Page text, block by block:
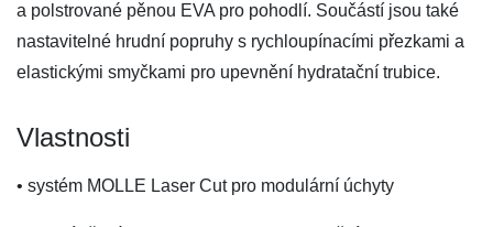
a polstrované pěnou EVA pro pohodlí. Součástí jsou také
nastavitelné hrudní popruhy s rychloupínacími přezkami a
elastickými smyčkami pro upevnění hydratační trubice.
Vlastnosti
• systém MOLLE Laser Cut pro modulární úchyty